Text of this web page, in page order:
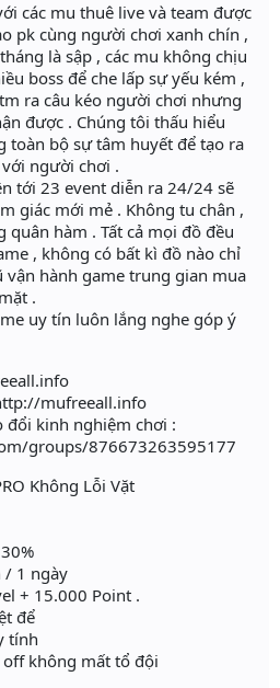
các mu thuê live và team được
pk cùng người chơi xanh chín ,
là sập , các mu không chịu
boss để che lấp sự yếu kém ,
ra câu kéo người chơi nhưng
được . Chúng tôi thấu hiểu
toàn bộ sự tâm huyết để tạo ra
người chơi .
tới 23 event diễn ra 24/24 sẽ
giác mới mẻ . Không tu chân ,
quân hàm . Tất cả mọi đồ đều
, không có bất kì đồ nào chỉ
hành game trung gian mua
.
uy tín luôn lắng nghe góp ý
mufreeall.info
đổi kinh nghiệm chơi :
groups/876673263595177
Không Lỗi Vặt
/ 1 ngày
+ 15.000 Point .
để
tính
không mất tổ đội